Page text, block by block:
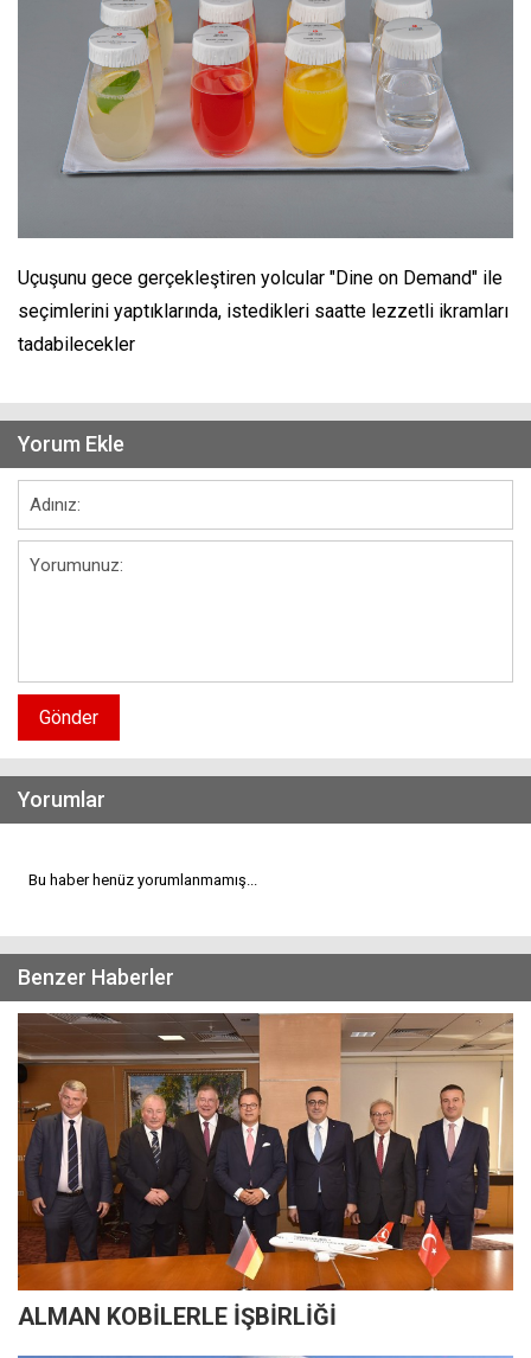
Uçuşunu gece gerçekleştiren yolcular "Dine on Demand" ile
seçimlerini yaptıklarında, istedikleri saatte lezzetli ikramları
tadabilecekler
Yorum Ekle
Gönder
Yorumlar
Bu haber henüz yorumlanmamış...
Benzer Haberler
ALMAN KOBİLERLE İŞBİRLİĞİ